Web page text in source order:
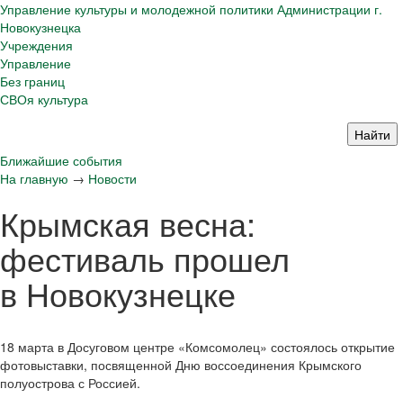
Управление культуры и молодежной политики Администрации г.
Новокузнецка
Учреждения
Управление
Без границ
СВОя культура
Ближайшие события
На главную → Новости
Крымская весна:
фестиваль прошел
в Новокузнецке
18 марта в Досуговом центре «Комсомолец» состоялось открытие
фотовыставки, посвященной Дню воссоединения Крымского
полуострова с Россией.